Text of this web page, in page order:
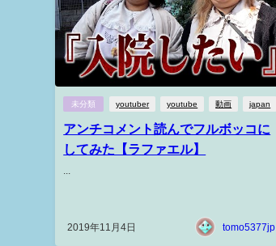
未分類 youtuber youtube 動画 japan
アンチコメント読んでフルボッコに
してみた【ラファエル】
2019年11月4日 tomo5377jp